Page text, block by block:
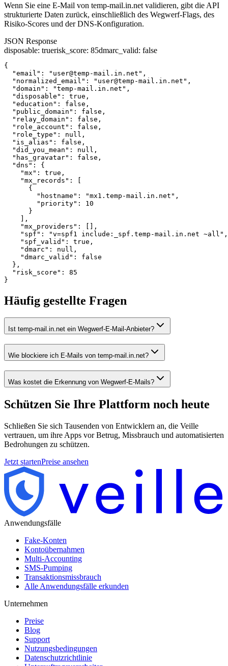
Wenn Sie eine E-Mail von temp-mail.in.net validieren, gibt die API
strukturierte Daten zurück, einschließlich des Wegwerf-Flags, des
Risiko-Scores und der DNS-Konfiguration.
JSON Response
disposable: truerisk_score: 85dmarc_valid: false
{
  "email": "user@temp-mail.in.net",
  "normalized_email": "user@temp-mail.in.net",
  "domain": "temp-mail.in.net",
  "disposable": true,
  "education": false,
  "public_domain": false,
  "relay_domain": false,
  "role_account": false,
  "role_type": null,
  "is_alias": false,
  "did_you_mean": null,
  "has_gravatar": false,
  "dns": {
    "mx": true,
    "mx_records": [
      {
        "hostname": "mx1.temp-mail.in.net",
        "priority": 10
      }
    ],
    "mx_providers": [],
    "spf": "v=spf1 include:_spf.temp-mail.in.net ~all",
    "spf_valid": true,
    "dmarc": null,
    "dmarc_valid": false
  },
  "risk_score": 85
}
Häufig gestellte Fragen
Ist temp-mail.in.net ein Wegwerf-E-Mail-Anbieter?
Wie blockiere ich E-Mails von temp-mail.in.net?
Was kostet die Erkennung von Wegwerf-E-Mails?
Schützen Sie Ihre Plattform noch heute
Schließen Sie sich Tausenden von Entwicklern an, die Veille
vertrauen, um ihre Apps vor Betrug, Missbrauch und automatisierten
Bedrohungen zu schützen.
Jetzt startenPreise ansehen
Anwendungsfälle
Fake-Konten
Kontoübernahmen
Multi-Accounting
SMS-Pumping
Transaktionsmissbrauch
Alle Anwendungsfälle erkunden
Unternehmen
Preise
Blog
Support
Nutzungsbedingungen
Datenschutzrichtlinie